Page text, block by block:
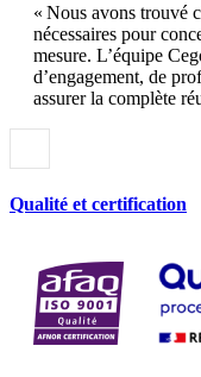
« Nous avons trouvé
nécessaires pour
mesure. L’équipe
d’engagement, de
assurer la complète
Qualité et certification